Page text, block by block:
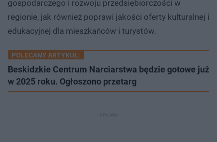
gospodarczego i rozwoju przedsiębiorczości w
regionie, jak również poprawi jakości oferty kulturalnej i
edukacyjnej dla mieszkańców i turystów.
POLECANY ARTYKUŁ:
Beskidzkie Centrum Narciarstwa będzie gotowe już
w 2025 roku. Ogłoszono przetarg